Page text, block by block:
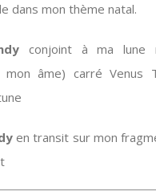
dans mon thème natal.
conjoint à ma lune
mon âme) carré Venus
en transit sur mon